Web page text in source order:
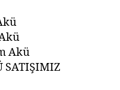
Akü
SATIŞIMIZ